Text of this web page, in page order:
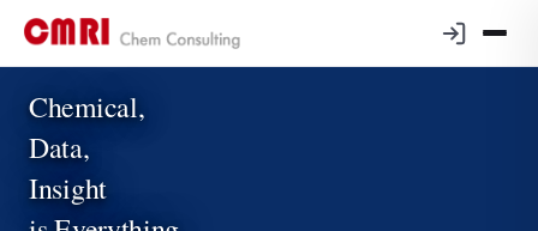
Chemical,
Data,
Insight